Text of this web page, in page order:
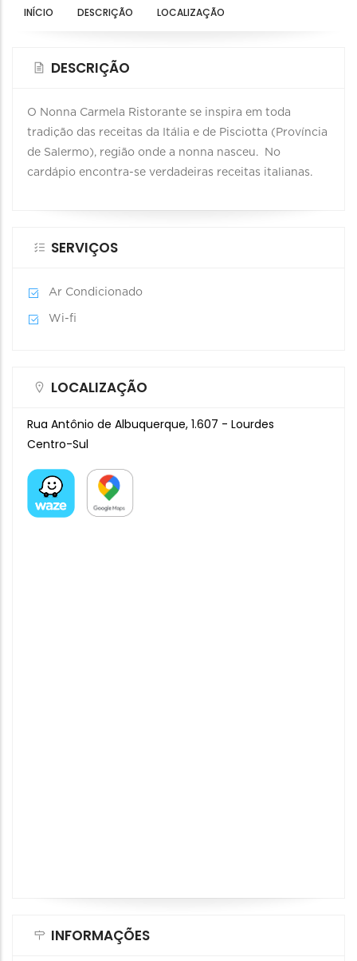
INÍCIO DESCRIÇÃO LOCALIZAÇÃO
DESCRIÇÃO
O Nonna Carmela Ristorante se inspira em toda
tradição das receitas da Itália e de Pisciotta (Província
de Salermo), região onde a nonna nasceu. No
cardápio encontra-se verdadeiras receitas italianas.
SERVIÇOS
Ar Condicionado
Wi-fi
LOCALIZAÇÃO
Rua Antônio de Albuquerque, 1.607 - Lourdes
Centro-Sul
INFORMAÇÕES